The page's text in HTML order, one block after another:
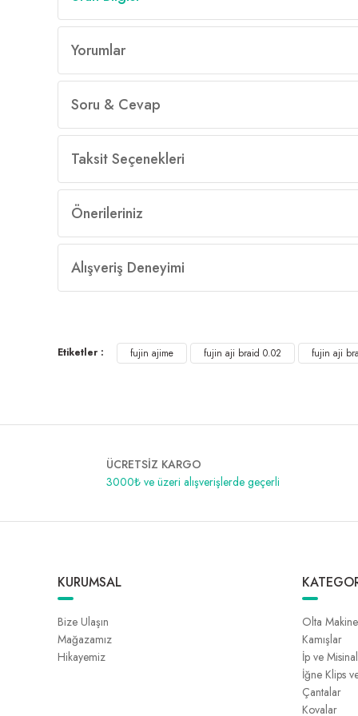
Yorumlar
Soru & Cevap
Taksit Seçenekleri
Önerileriniz
Alışveriş Deneyimi
Etiketler : fujin ajime fujin aji braid 0.02 fujin aji
ÜCRETSİZ KARGO
3000₺ ve üzeri alışverişlerde geçerli
KURUMSAL
Bize Ulaşın
Mağazamız
Hikayemiz
Olta
Kamışlar
İp ve
İğne Klips
Çantalar
Kovalar